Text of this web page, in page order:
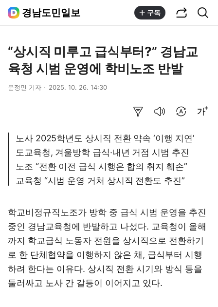
경남도민일보 구독
“상시직 미루고 급식부터?” 경남교
육청 시범 운영에 학비노조 반발
문정민 기자 2025. 10. 26. 14:30
노사 2025학년도 상시직 전환 약속 ‘이행 지연’
도교육청, 겨울방학 급식·내년 거점 시범 추진
노조 “전환 이전 급식 시행은 합의 취지 훼손”
교육청 “시범 운영 거쳐 상시직 전환도 추진”
학교비정규직노조가 방학 중 급식 시범 운영을 추진
중인 경남교육청에 반발하고 나섰다. 교육청이 올해
까지 학교급식 노동자 전원을 상시직으로 전환하기
로 한 단체협약을 이행하지 않은 채, 급식부터 시행
하려 한다는 이유다. 상시직 전환 시기와 방식 등을
둘러싸고 노사 간 갈등이 이어지고 있다.